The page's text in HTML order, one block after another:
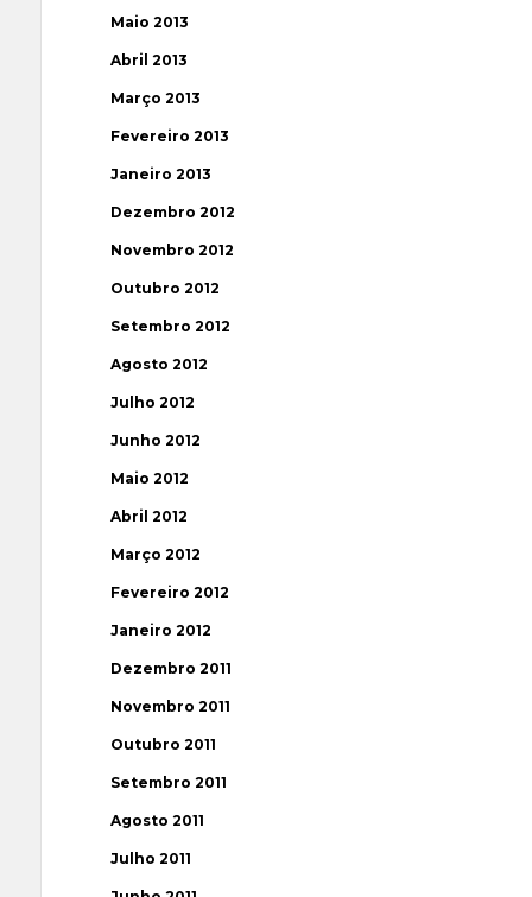
Maio 2013
Abril 2013
Março 2013
Fevereiro 2013
Janeiro 2013
Dezembro 2012
Novembro 2012
Outubro 2012
Setembro 2012
Agosto 2012
Julho 2012
Junho 2012
Maio 2012
Abril 2012
Março 2012
Fevereiro 2012
Janeiro 2012
Dezembro 2011
Novembro 2011
Outubro 2011
Setembro 2011
Agosto 2011
Julho 2011